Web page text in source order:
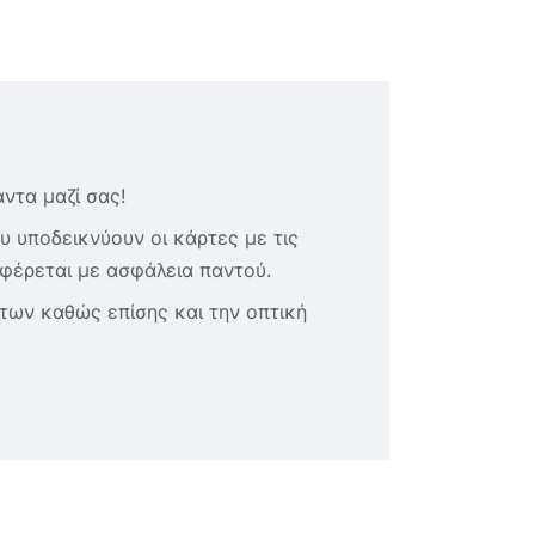
μαζί σας!
οι κάρτες με τις
με ασφάλεια παντού.
καθώς επίσης και την οπτική